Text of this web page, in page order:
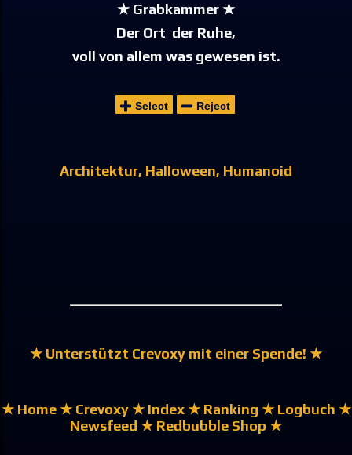
★ Grabkammer ★
Der Ort der Ruhe,
voll von allem was gewesen ist.
Select Reject
Architektur Halloween Humanoid
★ Unterstützt Crevoxy mit einer Spende! ★
★ Home★ Crevoxy★ Index★ Ranking ★ Logbuch ★
Newsfeed ★ Redbubble Shop ★